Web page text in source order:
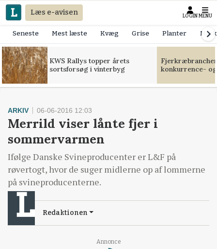
Læs e-avisen LOGIN MENU
Seneste Mest læste Kvæg Grise Planter
KWS Rallys topper årets
sortsforsøg i vinterbyg
konkurrence-
Annonce
ARKIV 06-06-2016 12:03
Merrild viser lånte fjer i
sommervarmen
Ifølge Danske Svineproducenter er L&F på
røvertogt, hvor de suger midlerne op af lommerne
på svineproducenterne.
Redaktionen